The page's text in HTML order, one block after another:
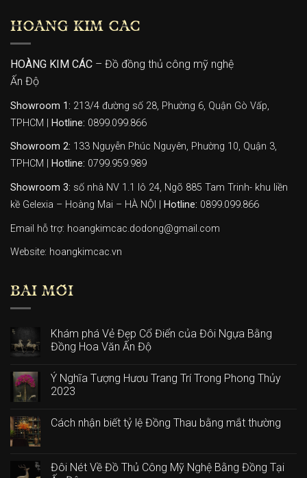
HOÀNG KIM CÁC
HOÀNG KIM CÁC – Đồ đồng thủ công mỹ nghệ
Ấn Độ
Showroom 1: 213/4 đường số 28, Phường 6, Quận Gò Vấp,
TPHCM |
Hotline: 0899.099.866
Showroom 2: 133 Nguyễn Phúc Nguyên, Phường 10, Quận 3,
TPHCM |
Hotline: 0799.959.989
Showroom 3: số nhà NV 1.1 lô 24, Ngõ 885 Tam Trinh- khu liền
kề Gelexia – Hoàng Mai – HÀ NỘI |
Hotline: 0899.099.866
Email hỗ trợ: hoangkimcac.dodong@gmail.com
Website: hoangkimcac.vn
BÀI MỚI
Khám phá Vẻ Đẹp Cổ Điển của Đôi Ngựa Bằng
Đồng Hoa Văn Ấn Độ
Ý Nghĩa Tượng Hươu Trang Trí Trong Phong Thủy
2023
Cách nhận biết tỷ lệ Đồng Thau bằng mắt thường
Đôi Nét Về Đồ Thủ Công Mỹ Nghệ Bằng Đồng Tại